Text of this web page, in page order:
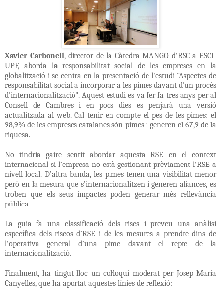
Xavier Carbonell, director de la Càtedra MANGO d’RSC a ESCI-
UPF, aborda laresponsabilitat social de les empreses en la
globalització i se centra en la presentació de l'estudi "Aspectes de
responsabilitat social a incorporar a les pimes davant d'un procés
d'internacionalització". Aquest estudi es va fer fa tres anys per al
Consell de Cambres i en pocs dies es penjarà una versió
actualitzada al web. Cal tenir en compte el pes de les pimes: el
98,9% de les empreses catalanes són pimes i generen el 67,9 de la
riquesa.
No tindria gaire sentit abordar aquesta RSE en el context
internacional si l’empresa no està gestionant prèviament l’RSE a
nivell local. D’altra banda, les pimes tenen una visibilitat menor
però en la mesura que s’internacionalitzen i generen aliances, es
troben que els seus impactes poden generar més rellevància
pública.
La guia fa una classificació dels riscs i preveu una anàlisi
específica dels riscos d’RSE i de les mesures a prendre dins de
l’operativa general d’una pime davant el repte de la
internacionalització.
Finalment, ha tingut lloc un col·loqui moderat per Josep Maria
Canyelles, que ha aportat aquestes línies de reflexió: